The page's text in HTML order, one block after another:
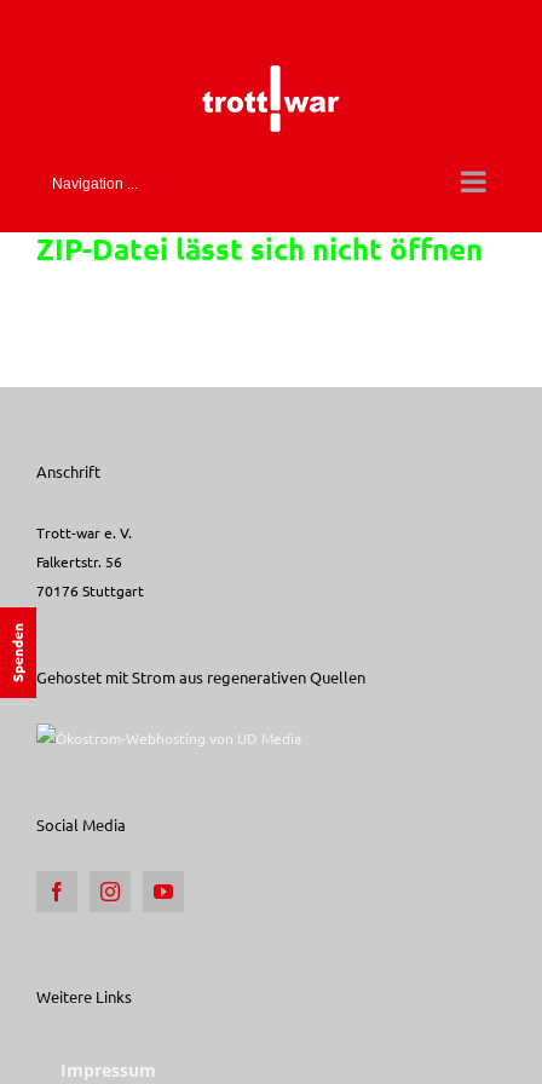
Navigation ...
ZIP-Datei lässt sich nicht öffnen
Anschrift
Trott-war e. V.
Falkertstr. 56
70176 Stuttgart
Spenden Gehostet mit Strom aus regenerativen Quellen
Social Media
Weitere Links
Impressum